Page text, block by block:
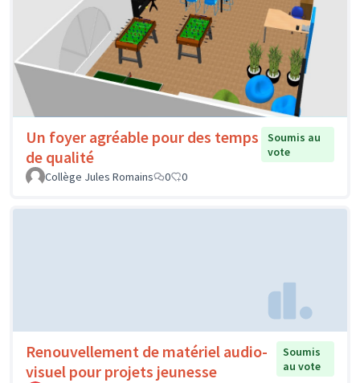
Un foyer agréable pour des temps
de qualité
Soumis au
vote
Collège Jules Romains
0 0
Renouvellement de matériel audio-
visuel pour projets jeunesse
Soumis
au vote